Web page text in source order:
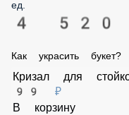
4 520 ₽
Кризал для
99 ₽
В корзину